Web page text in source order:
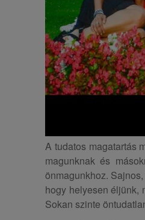
A tudatos magatartás
magunknak és
önmagunkhoz.
hogy helyesen éljünk,
Sokan szinte